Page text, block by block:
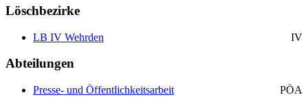
Löschbezirke
LB IV Wehrden IV
Abteilungen
Presse- und Öffentlichkeitsarbeit PÖA